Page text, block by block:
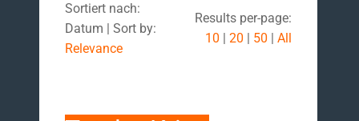
Sortiert nach:
Datum | Sort by:
Relevance
Results per-page:
10 | 20 | 50 | All